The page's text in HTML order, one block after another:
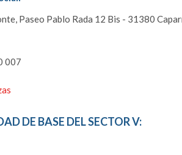
Paseo Pablo Rada 12 Bis - 31380
007
DE BASE DEL SECTOR V: